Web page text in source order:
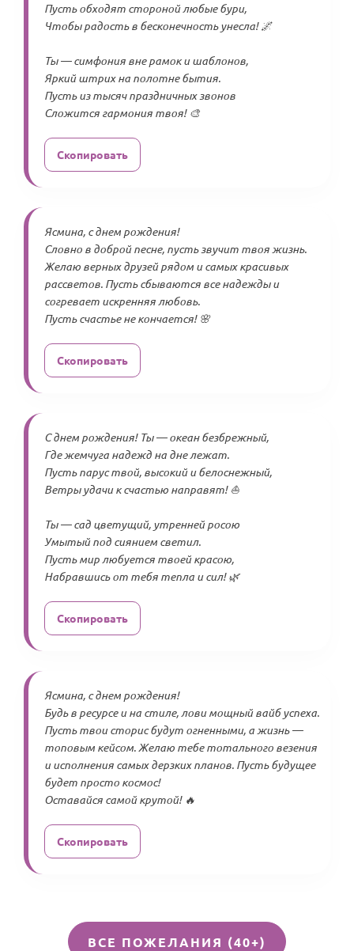
Пусть обходят стороной любые бури,
Чтобы радость в бесконечность унесла! 🌌
Ты — симфония вне рамок и шаблонов,
Яркий штрих на полотне бытия.
Пусть из тысяч праздничных звонов
Сложится гармония твоя! 🎨
Скопировать
Ясмина, с днем рождения!
Словно в доброй песне, пусть звучит твоя жизнь.
Желаю верных друзей рядом и самых красивых
рассветов. Пусть сбываются все надежды и
согревает искренняя любовь.
Пусть счастье не кончается! 🌸
Скопировать
С днем рождения! Ты — океан безбрежный,
Где жемчуга надежд на дне лежат.
Пусть парус твой, высокий и белоснежный,
Ветры удачи к счастью направят! ⛵
Ты — сад цветущий, утренней росою
Умытый под сиянием светил.
Пусть мир любуется твоей красою,
Набравшись от тебя тепла и сил! 🌿
Скопировать
Ясмина, с днем рождения!
Будь в ресурсе и на стиле, лови мощный вайб успеха.
Пусть твои сторис будут огненными, а жизнь —
топовым кейсом. Желаю тебе тотального везения
и исполнения самых дерзких планов. Пусть будущее
будет просто космос!
Оставайся самой крутой! 🔥
Скопировать
ВСЕ ПОЖЕЛАНИЯ (40+)